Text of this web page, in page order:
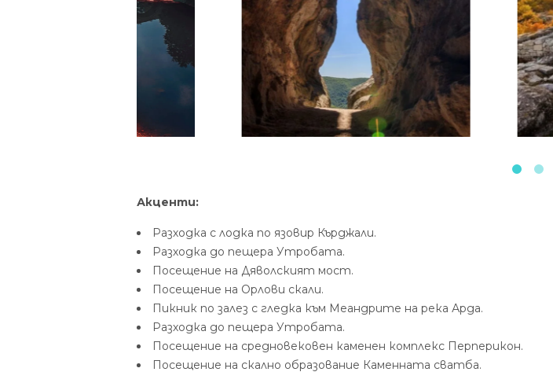
Акценти:
Разходка с лодка по язовир Кърджали.
Разходка до пещера Утробата.
Посещение на Дяволският мост.
Посещение на Орлови скали.
Пикник по залез с гледка към Меандрите на река Арда.
Разходка до пещера Утробата.
Посещение на средновековен каменен комплекс Перперикон.
Посещение на скално образование Каменната сватба.